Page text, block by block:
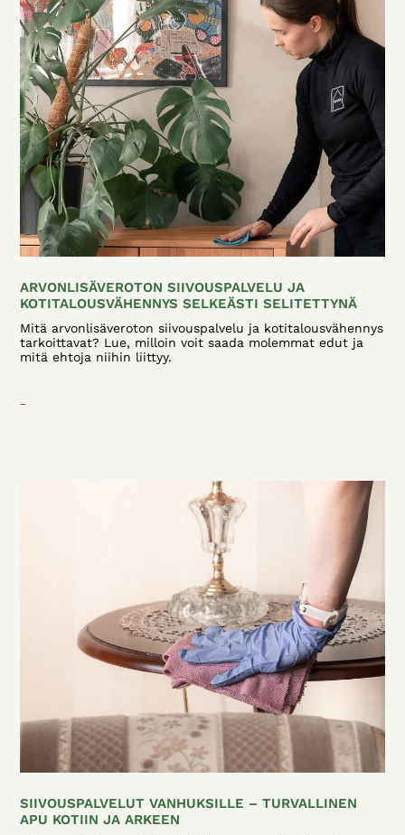
ARVONLISÄVEROTON SIIVOUSPALVELU JA
KOTITALOUSVÄHENNYS SELKEÄSTI SELITETTYNÄ
Mitä arvonlisäveroton siivouspalvelu ja kotitalousvähennys
tarkoittavat? Lue, milloin voit saada molemmat edut ja
mitä ehtoja niihin liittyy.
SIIVOUSPALVELUT VANHUKSILLE – TURVALLINEN
APU KOTIIN JA ARKEEN